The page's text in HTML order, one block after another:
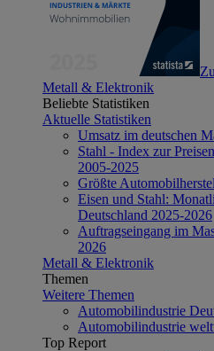
Metall & Elektronik
Beliebte Statistiken
Aktuelle Statistiken
Umsatz im deutschen
Stahl - Index zur
2005-2025
Größte
Eisen und Stahl:
Deutschland 2025-2026
Auftragseingang im
2026
Metall & Elektronik
Themen
Weitere Themen
Automobilindustrie
Automobilindustrie
Top Report